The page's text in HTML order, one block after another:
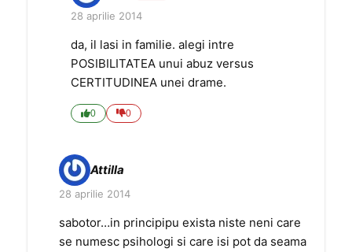
28 aprilie 2014
da, il lasi in familie. alegi intre
POSIBILITATEA unui abuz versus
CERTITUDINEA unei drame.
0 0
Attilla
28 aprilie 2014
sabotor…in principipu exista niste neni care
se numesc psihologi si care isi pot da seama